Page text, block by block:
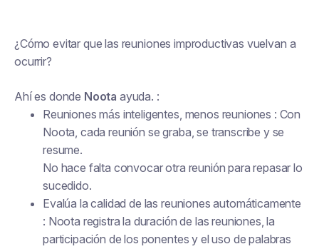
¿Cómo evitar que las reuniones improductivas vuelvan a
ocurrir?
Ahí es donde Noota ayuda. :
Reuniones más inteligentes, menos reuniones : Con
Noota, cada reunión se graba, se transcribe y se
resume.
No hace falta convocar otra reunión para repasar lo
sucedido.
Evalúa la calidad de las reuniones automáticamente
: Noota registra la duración de las reuniones, la
participación de los ponentes y el uso de palabras